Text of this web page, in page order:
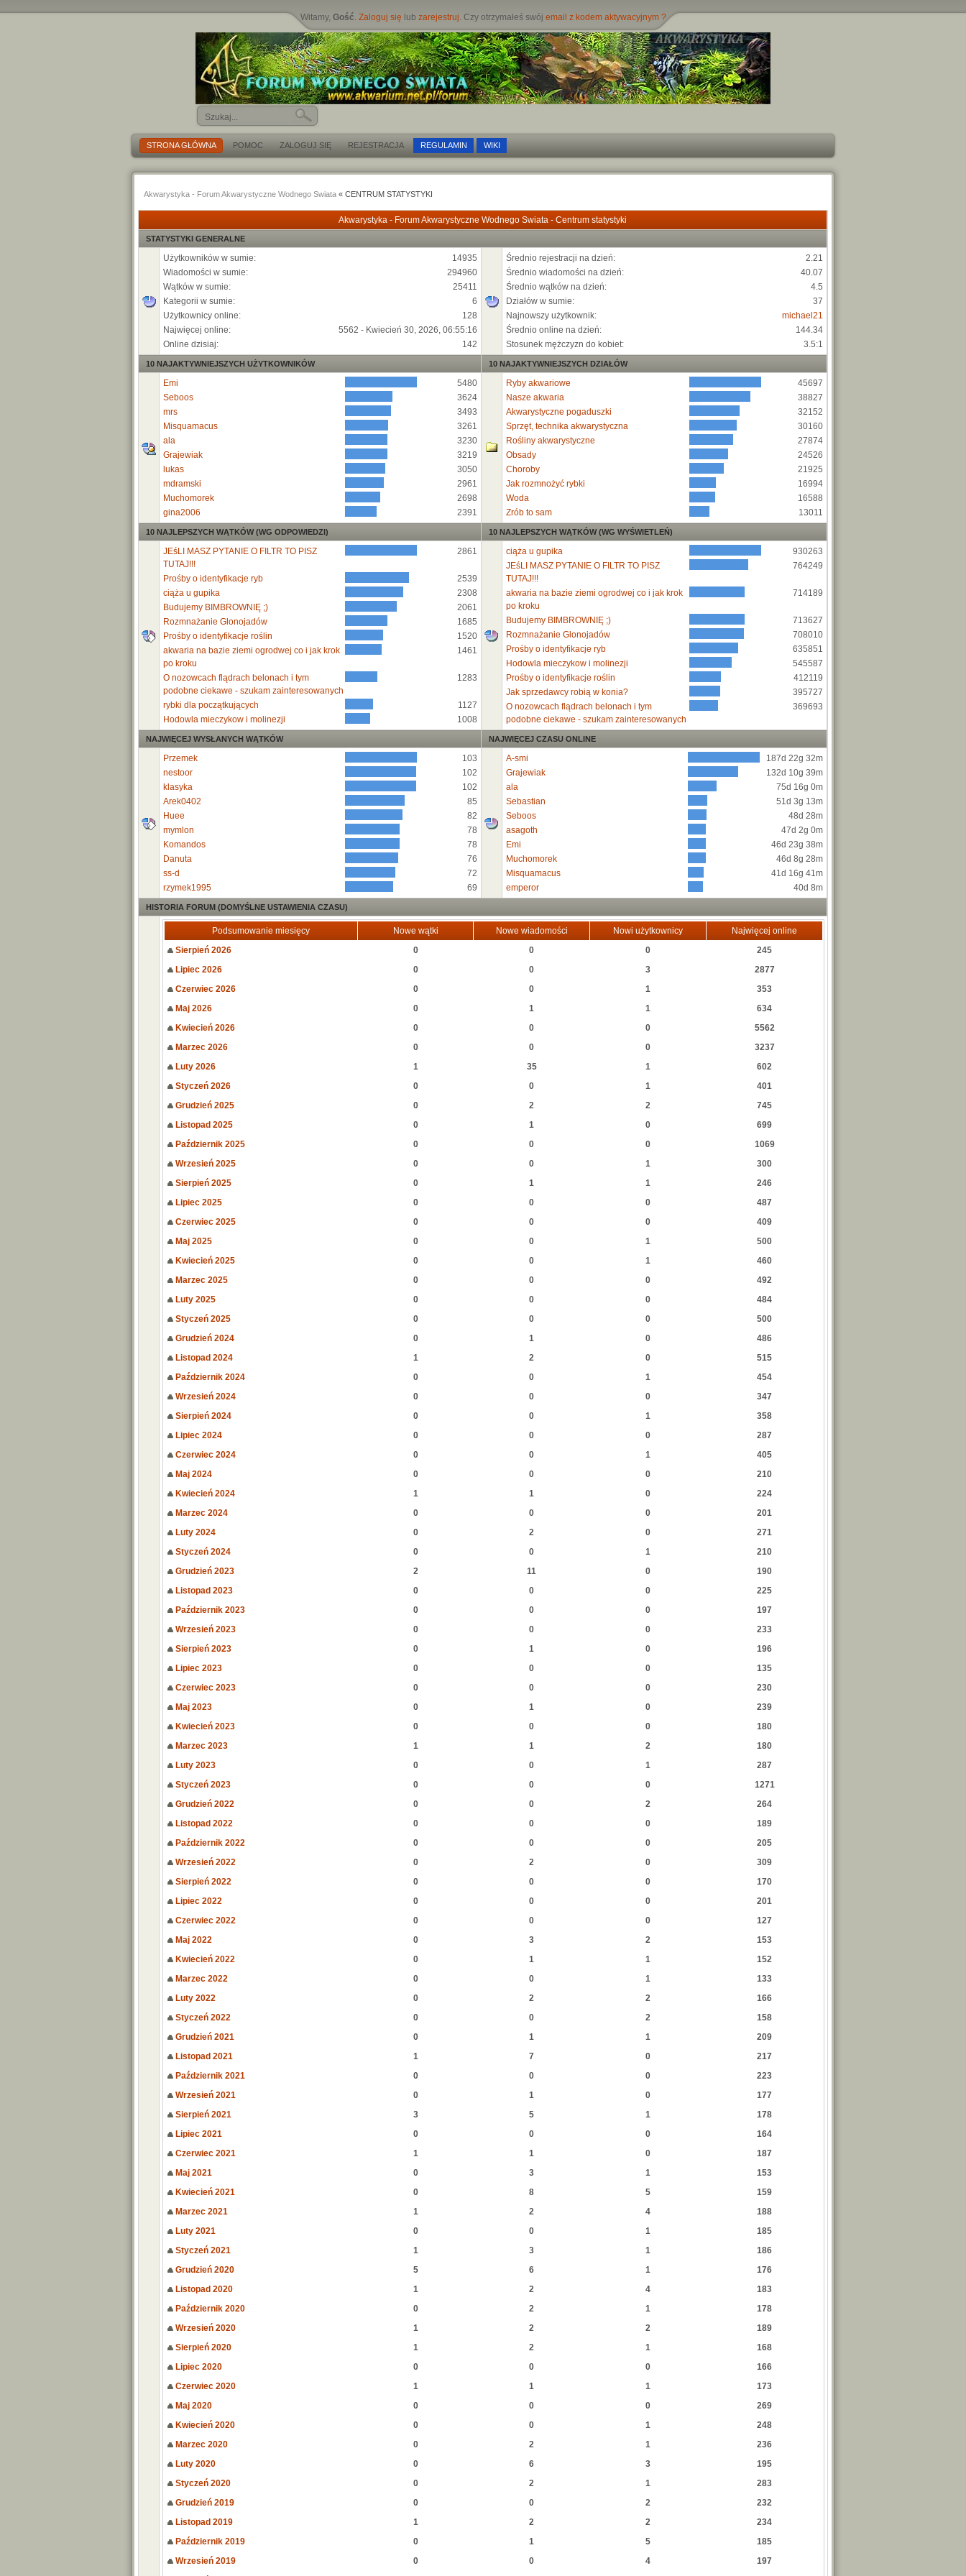
Witamy, Gość. Zaloguj się lub zarejestruj. Czy otrzymałeś swój email z kodem aktywacyjnym ?
STRONA GŁÓWNA POMOC ZALOGUJ SIĘ REJESTRACJA REGULAMIN WIKI
Akwarystyka - Forum Akwarystyczne Wodnego Swiata « CENTRUM STATYSTYKI
Akwarystyka - Forum Akwarystyczne Wodnego Swiata - Centrum statystyki
STATYSTYKI GENERALNE
Użytkowników w sumie:
14935
Wiadomości w sumie:
294960
Wątków w sumie:
25411
Kategorii w sumie:
6
Użytkownicy online:
128
Najwięcej online:
5562 - Kwiecień 30, 2026, 06:55:16
Online dzisiaj:
142
Średnio rejestracji na dzień:
2.21
Średnio wiadomości na dzień:
40.07
Średnio wątków na dzień:
4.5
Działów w sumie:
37
Najnowszy użytkownik:
michael21
Średnio online na dzień:
144.34
Stosunek mężczyzn do kobiet:
3.5:1
10 NAJAKTYWNIEJSZYCH UŻYTKOWNIKÓW 10 NAJAKTYWNIEJSZYCH DZIAŁÓW
Emi
5480
Seboos
3624
mrs
3493
Misquamacus
3261
ala
3230
Grajewiak
3219
lukas
3050
mdramski
2961
Muchomorek
2698
gina2006
2391
Ryby akwariowe
45697
Nasze akwaria
38827
Akwarystyczne pogaduszki
32152
Sprzęt, technika akwarystyczna
30160
Rośliny akwarystyczne
27874
Obsady
24526
Choroby
21925
Jak rozmnożyć rybki
16994
Woda
16588
Zrób to sam
13011
10 NAJLEPSZYCH WĄTKÓW (WG ODPOWIEDZI) 10 NAJLEPSZYCH WĄTKÓW (WG WYŚWIETLEŃ)
JEśLI MASZ PYTANIE O FILTR TO PISZ
TUTAJ!!!
2861
Prośby o identyfikacje ryb
2539
ciąża u gupika
2308
Budujemy BIMBROWNIĘ ;)
2061
Rozmnażanie Glonojadów
1685
Prośby o identyfikacje roślin
1520
akwaria na bazie ziemi ogrodwej co i jak krok
po kroku
1461
O nozowcach flądrach belonach i tym
podobne ciekawe - szukam zainteresowanych
1283
rybki dla początkujących
1127
Hodowla mieczykow i molinezji
1008
ciąża u gupika
930263
JEśLI MASZ PYTANIE O FILTR TO PISZ
TUTAJ!!!
764249
akwaria na bazie ziemi ogrodwej co i jak krok
po kroku
714189
Budujemy BIMBROWNIĘ ;)
713627
Rozmnażanie Glonojadów
708010
Prośby o identyfikacje ryb
635851
Hodowla mieczykow i molinezji
545587
Prośby o identyfikacje roślin
412119
Jak sprzedawcy robią w konia?
395727
O nozowcach flądrach belonach i tym
podobne ciekawe - szukam zainteresowanych
369693
NAJWIĘCEJ WYSŁANYCH WĄTKÓW NAJWIĘCEJ CZASU ONLINE
Przemek
103
nestoor
102
klasyka
102
Arek0402
85
Huee
82
mymlon
78
Komandos
78
Danuta
76
ss-d
72
rzymek1995
69
A-smi
187d 22g 32m
Grajewiak
132d 10g 39m
ala
75d 16g 0m
Sebastian
51d 3g 13m
Seboos
48d 28m
asagoth
47d 2g 0m
Emi
46d 23g 38m
Muchomorek
46d 8g 28m
Misquamacus
41d 16g 41m
emperor
40d 8m
HISTORIA FORUM (DOMYŚLNE USTAWIENIA CZASU)
Podsumowanie miesięcy Nowe wątki Nowe wiadomości Nowi użytkownicy
Najwięcej online
Sierpień 2026
0 0 0
245
Lipiec 2026
0 0 3
2877
Czerwiec 2026
0 0 1
353
Maj 2026
0 1 1
634
Kwiecień 2026
0 0 0
5562
Marzec 2026
0 0 0
3237
Luty 2026
1 35 1
602
Styczeń 2026
0 0 1
401
Grudzień 2025
0 2 2
745
Listopad 2025
0 1 0
699
Październik 2025
0 0 0
1069
Wrzesień 2025
0 0 1
300
Sierpień 2025
0 1 1
246
Lipiec 2025
0 0 0
487
Czerwiec 2025
0 0 0
409
Maj 2025
0 0 1
500
Kwiecień 2025
0 0 1
460
Marzec 2025
0 0 0
492
Luty 2025
0 0 0
484
Styczeń 2025
0 0 0
500
Grudzień 2024
0 1 0
486
Listopad 2024
1 2 0
515
Październik 2024
0 0 1
454
Wrzesień 2024
0 0 0
347
Sierpień 2024
0 0 1
358
Lipiec 2024
0 0 0
287
Czerwiec 2024
0 0 1
405
Maj 2024
0 0 0
210
Kwiecień 2024
1 1 0
224
Marzec 2024
0 0 0
201
Luty 2024
0 2 0
271
Styczeń 2024
0 0 1
210
Grudzień 2023
2 11 0
190
Listopad 2023
0 0 0
225
Październik 2023
0 0 0
197
Wrzesień 2023
0 0 0
233
Sierpień 2023
0 1 0
196
Lipiec 2023
0 0 0
135
Czerwiec 2023
0 0 0
230
Maj 2023
0 1 0
239
Kwiecień 2023
0 0 0
180
Marzec 2023
1 1 2
180
Luty 2023
0 0 1
287
Styczeń 2023
0 0 0
1271
Grudzień 2022
0 0 2
264
Listopad 2022
0 0 0
189
Październik 2022
0 0 0
205
Wrzesień 2022
0 2 0
309
Sierpień 2022
0 0 0
170
Lipiec 2022
0 0 0
201
Czerwiec 2022
0 0 0
127
Maj 2022
0 3 2
153
Kwiecień 2022
0 1 1
152
Marzec 2022
0 0 1
133
Luty 2022
0 2 2
166
Styczeń 2022
0 0 2
158
Grudzień 2021
0 1 1
209
Listopad 2021
1 7 0
217
Październik 2021
0 0 0
223
Wrzesień 2021
0 1 0
177
Sierpień 2021
3 5 1
178
Lipiec 2021
0 0 0
164
Czerwiec 2021
1 1 0
187
Maj 2021
0 3 1
153
Kwiecień 2021
0 8 5
159
Marzec 2021
1 2 4
188
Luty 2021
0 0 1
185
Styczeń 2021
1 3 1
186
Grudzień 2020
5 6 1
176
Listopad 2020
1 2 4
183
Październik 2020
0 2 1
178
Wrzesień 2020
1 2 2
189
Sierpień 2020
1 2 1
168
Lipiec 2020
0 0 0
166
Czerwiec 2020
1 1 1
173
Maj 2020
0 0 0
269
Kwiecień 2020
0 0 1
248
Marzec 2020
0 2 1
236
Luty 2020
0 6 3
195
Styczeń 2020
0 2 1
283
Grudzień 2019
0 0 2
232
Listopad 2019
1 2 2
234
Październik 2019
0 1 5
185
Wrzesień 2019
0 0 4
197